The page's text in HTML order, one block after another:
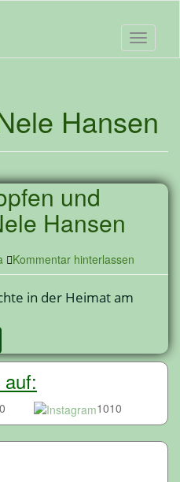
Toggle
Hansen
und
Hansen
Kommentar hinterlassen
in der Heimat am
1010